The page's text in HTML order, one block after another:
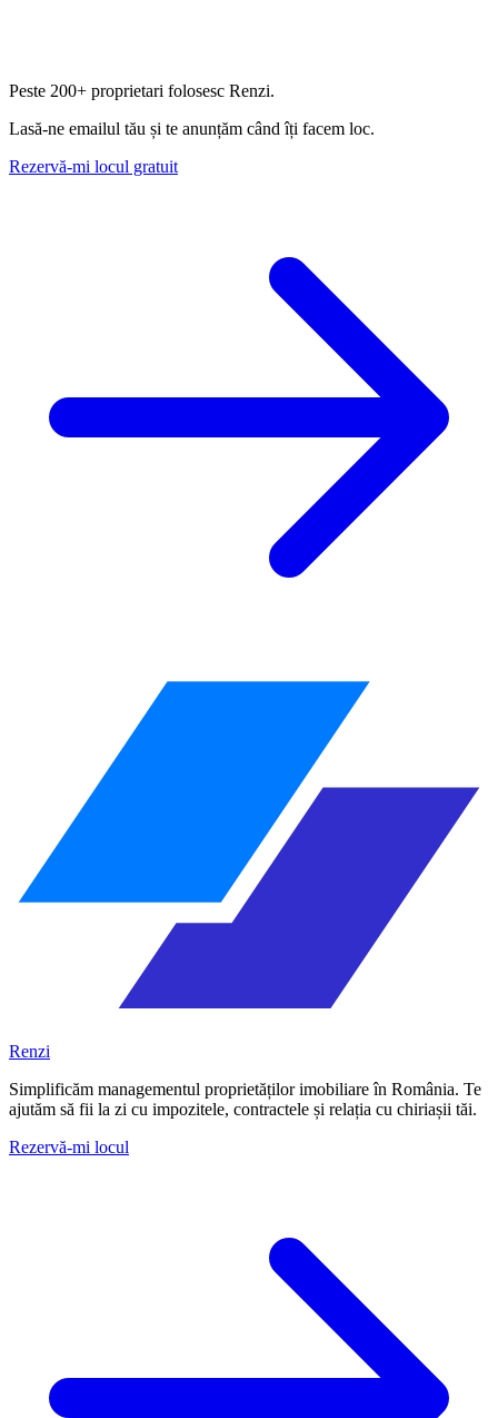
Peste 200+ proprietari folosesc Renzi.
Lasă-ne emailul tău și te anunțăm când îți facem loc.
Rezervă-mi locul gratuit
Renzi
Simplificăm managementul proprietăților imobiliare în România. Te
ajutăm să fii la zi cu impozitele, contractele și relația cu chiriașii tăi.
Rezervă-mi locul